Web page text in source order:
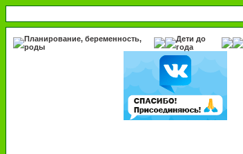
Планирование, беременность,
роды
Дети до
года